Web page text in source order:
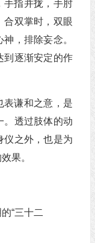
手指并拢，手肘
合双掌时，双眼
，排除妄念。
到逐渐安定的作
表谦和之意，是
。透过肢体的动
仪之外，也是为
果。
“三十二